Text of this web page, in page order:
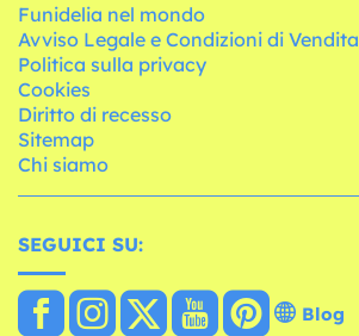
Funidelia nel mondo
Avviso Legale e Condizioni di Vendita
Politica sulla privacy
Cookies
Diritto di recesso
Sitemap
Chi siamo
SEGUICI SU:
Blog